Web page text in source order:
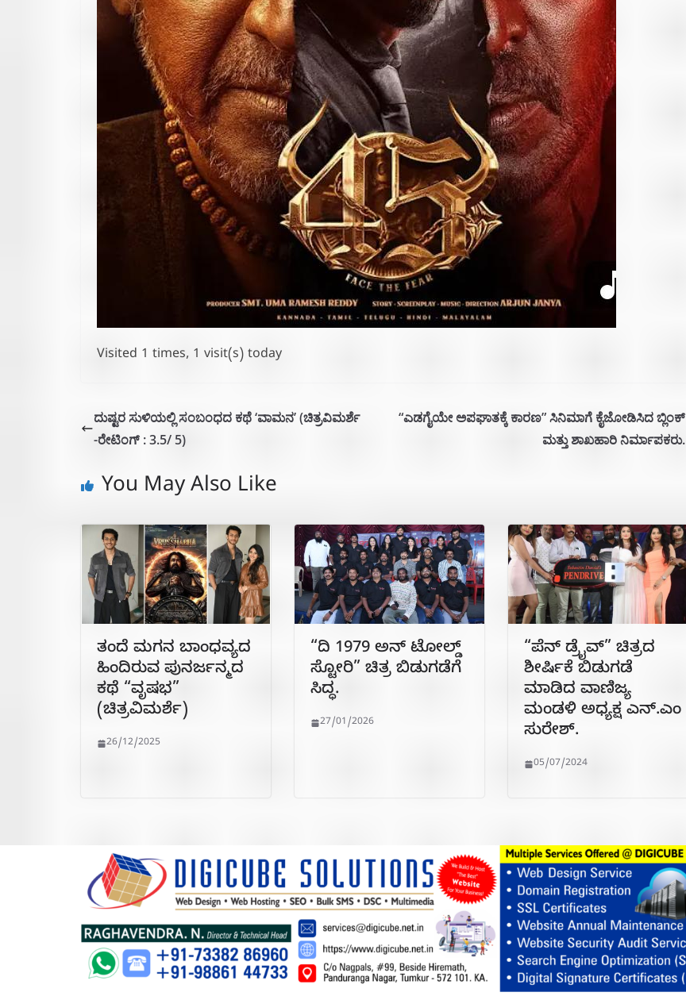
Visited 1 times, 1 visit(s) today
ದುಷ್ಟರ ಸುಳಿಯಲ್ಲಿ ಸಂಬಂಧದ ಕಥೆ ‘ವಾಮನ’ (ಚಿತ್ರವಿಮರ್ಶೆ
-ರೇಟಿಂಗ್ : 3.5/ 5)
“ಎಡಗೈಯೇ ಅಪಘಾತಕ್ಕೆ ಕಾರಣ” ಸಿನಿಮಾಗೆ ಕೈಜೋಡಿಸಿದ ಬ್ಲಿಂಕ್
ಮತ್ತು ಶಾಖಹಾರಿ ನಿರ್ಮಾಪಕರು.
You May Also Like
ತಂದೆ ಮಗನ ಬಾಂಧವ್ಯದ
ಹಿಂದಿರುವ ಪುನರ್ಜನ್ಮದ
ಕಥೆ “ವೃಷಭ”
(ಚಿತ್ರವಿಮರ್ಶೆ)
26/12/2025
“ದಿ 1979 ಅನ್ ಟೋಲ್ಡ್
ಸ್ಟೋರಿ” ಚಿತ್ರ ಬಿಡುಗಡೆಗೆ
ಸಿದ್ಧ.
27/01/2026
“ಪೆನ್ ಡ್ರೈವ್” ಚಿತ್ರದ
ಶೀರ್ಷಿಕೆ ಬಿಡುಗಡೆ
ಮಾಡಿದ ವಾಣಿಜ್ಯ
ಮಂಡಳಿ ಅಧ್ಯಕ್ಷ ಎನ್.ಎಂ
ಸುರೇಶ್.
05/07/2024